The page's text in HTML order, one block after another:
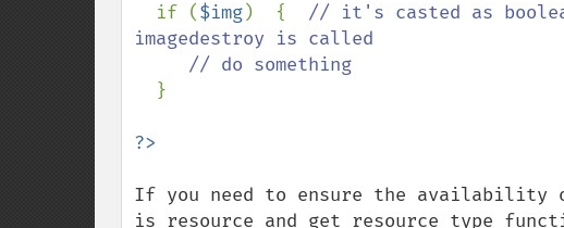
if ($img)  { // it's casted as
imagedestroy is called
}
If you need to ensure the availability
is_resource and get_resource_type